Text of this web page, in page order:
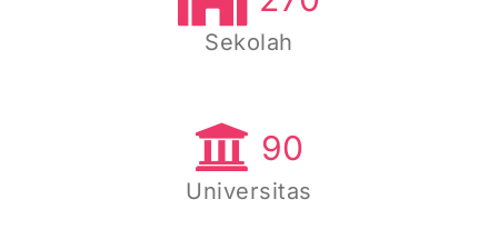
Sekolah
90
Universitas